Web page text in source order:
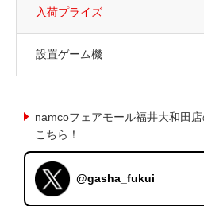
入荷プライズ
設置ゲーム機
namcoフェアモール福井大和田
こちら！
@gasha_fukui